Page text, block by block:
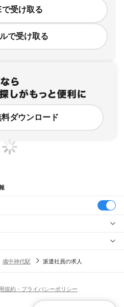
で受け取る
で受け取る
ダウンロード
総社市高梁市新見市備前市瀬戸内市
小田郡真庭郡苫田郡勝田郡英田郡
戸駅上道駅東岡山駅 高島駅
備中神代駅 派遣社員の求人
規約・プライバシーポリシー